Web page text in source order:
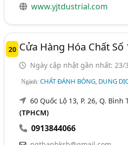
www.yjtdustrial.com
20 Cửa Hàng Hóa Chất Số
Ngày cập nhật gần nhất: 23/
Ngành:CHẤT ĐÁNH BÓNG, DUNG
60 Quốc Lộ 13, P. 26, Q.
(TPHCM)
0913844066